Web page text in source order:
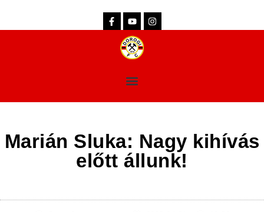
Marián Sluka: Nagy kihívás
előtt állunk!